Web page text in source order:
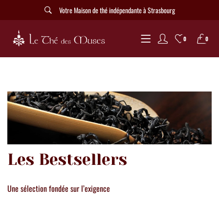
Votre Maison de thé indépendante à Strasbourg
0 0
Les Bestsellers
Une sélection fondée sur l’exigence